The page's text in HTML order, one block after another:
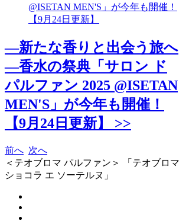
@ISETAN MEN'S」が今年も開催！
【9月24日更新】
―新たな香りと出会う旅へ
―香水の祭典「サロン ド
パルファン 2025 @ISETAN
MEN'S」が今年も開催！
【9月24日更新】 >>
前へ 次へ
＜テオブロマ パルファン＞ 「テオブロマ
ショコラ エ ソーテルヌ」